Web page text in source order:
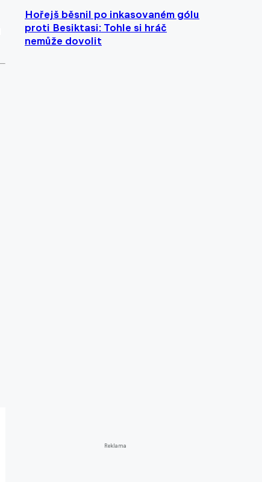
Hořejš běsnil po inkasovaném gólu
proti Besiktasi: Tohle si hráč
nemůže dovolit
Reklama